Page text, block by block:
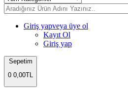
Giriş yapveya üye ol
Kayıt Ol
Giriş yap
Sepetim
0 0,00TL